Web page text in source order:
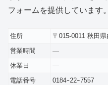
フォームを提供しています。
住所 〒015-0011 秋田
営業時間
―
休業日
―
電話番号
0184ｰ22ｰ7557